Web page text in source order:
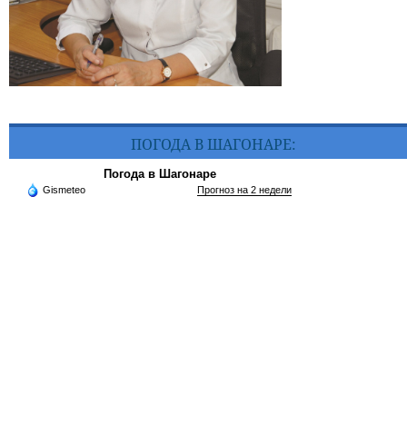
ПОГОДА В ШАГОНАРЕ:
Погода в Шагонаре
Gismeteo Прогноз на 2 недели